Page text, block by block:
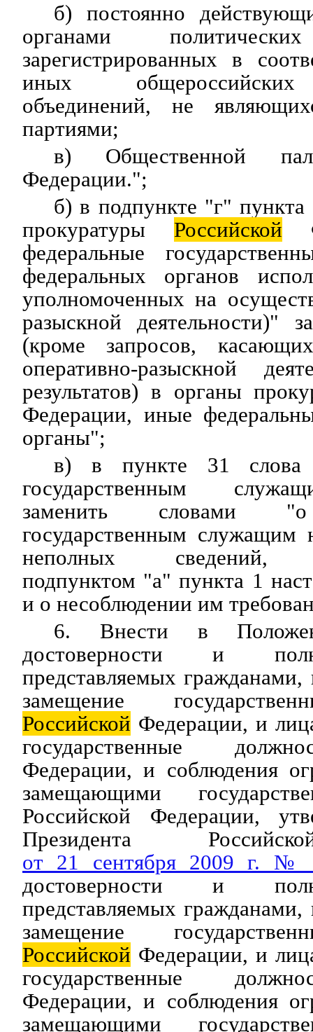
б) постоянно
органами
зарегистрированных в
иных
объединений, не
партиями;
в) Общественной
Федерации.";
б) в подпункте "г"
прокуратуры Российской
федеральные
федеральных органов
уполномоченных на
разыскной деятельности)"
(кроме запросов,
оперативно-разыскной
результатов) в органы
Федерации, иные
органы";
в) в пункте 31 слова
государственным
заменить словами "о
государственным служащим
неполных сведений,
подпунктом "а" пункта 1
и о несоблюдении им
6. Внести в
достоверности и
представляемых
замещение
Российской Федерации, и
государственные
Федерации, и соблюдения
замещающими
Российской Федерации,
Президента
от 21 сентября 2009 г. №
достоверности и
представляемых
замещение
Российской Федерации, и
государственные
Федерации, и соблюдения
замещающими